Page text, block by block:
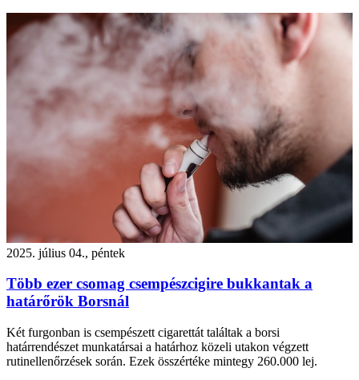
2025. július 04., péntek
Több ezer csomag csempészcigire bukkantak a
határőrök Borsnál
Két furgonban is csempészett cigarettát találtak a borsi
határrendészet munkatársai a határhoz közeli utakon végzett
rutinellenőrzések során. Ezek összértéke mintegy 260.000 lej.